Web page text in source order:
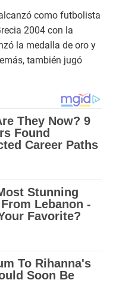
como futbolista
2004 con la
la medalla de oro y
también jugó